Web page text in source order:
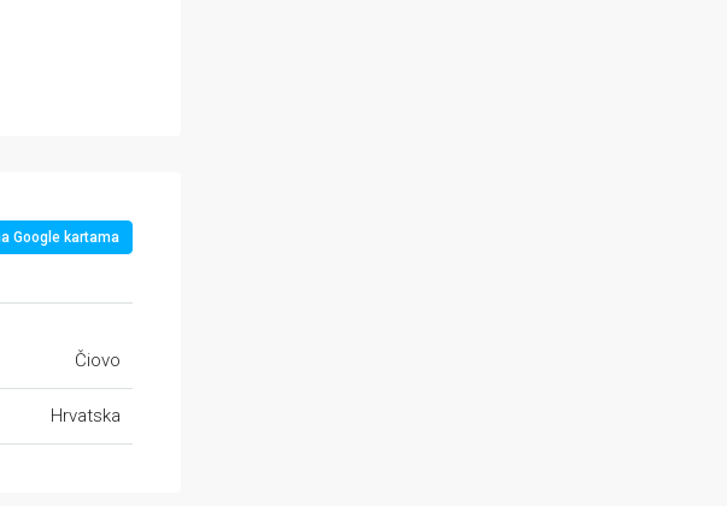
Google kartama
Čiovo
Hrvatska